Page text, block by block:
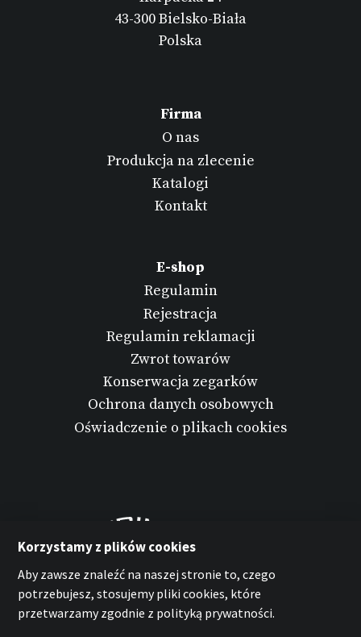
43-300 Bielsko-Biała
Polska
Firma
O nas
Produkcja na zlecenie
Katalogi
Kontakt
E-shop
Regulamin
Rejestracja
Regulamin reklamacji
Zwrot towarów
Konserwacja zegarków
Ochrona danych osobowych
Oświadczenie o plikach cookies
Korzystamy z plików cookies
Aby zawsze znaleźć na naszej stronie to, czego
potrzebujesz, stosujemy pliki cookies, które
przetwarzamy zgodnie z polityką prywatności.